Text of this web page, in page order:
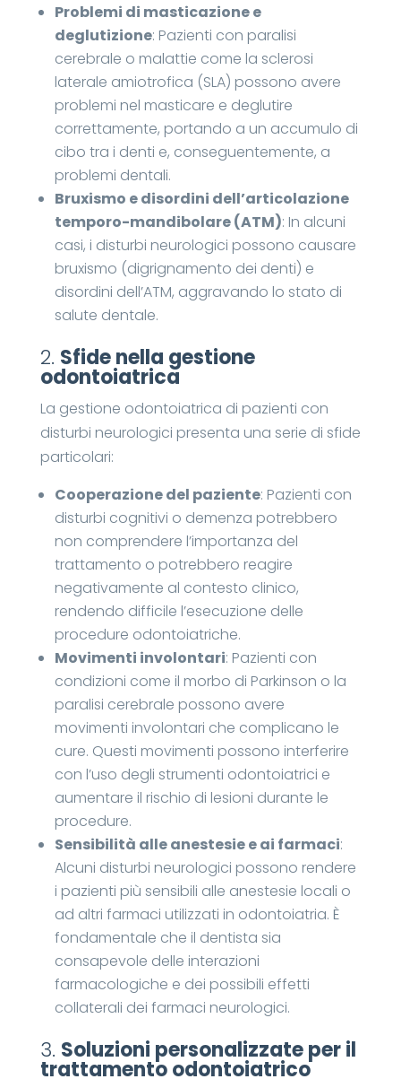
Problemi di masticazione e
deglutizione: Pazienti con paralisi
cerebrale o malattie come la sclerosi
laterale amiotrofica (SLA) possono avere
problemi nel masticare e deglutire
correttamente, portando a un accumulo di
cibo tra i denti e, conseguentemente, a
problemi dentali.
Bruxismo e disordini dell’articolazione
temporo-mandibolare (ATM): In alcuni
casi, i disturbi neurologici possono causare
bruxismo (digrignamento dei denti) e
disordini dell’ATM, aggravando lo stato di
salute dentale.
2. Sfide nella gestione
odontoiatrica
La gestione odontoiatrica di pazienti con
disturbi neurologici presenta una serie di sfide
particolari:
Cooperazione del paziente: Pazienti con
disturbi cognitivi o demenza potrebbero
non comprendere l’importanza del
trattamento o potrebbero reagire
negativamente al contesto clinico,
rendendo difficile l’esecuzione delle
procedure odontoiatriche.
Movimenti involontari: Pazienti con
condizioni come il morbo di Parkinson o la
paralisi cerebrale possono avere
movimenti involontari che complicano le
cure. Questi movimenti possono interferire
con l’uso degli strumenti odontoiatrici e
aumentare il rischio di lesioni durante le
procedure.
Sensibilità alle anestesie e ai farmaci:
Alcuni disturbi neurologici possono rendere
i pazienti più sensibili alle anestesie locali o
ad altri farmaci utilizzati in odontoiatria. È
fondamentale che il dentista sia
consapevole delle interazioni
farmacologiche e dei possibili effetti
collaterali dei farmaci neurologici.
3. Soluzioni personalizzate per il
trattamento odontoiatrico